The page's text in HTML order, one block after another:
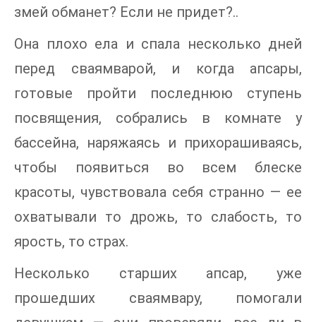
змей обманет? Если не придет?..
Она плохо ела и спала несколько дней
перед сваямварой, и когда апсары,
готовые пройти последнюю ступень
посвящения, собрались в комнате у
бассейна, наряжаясь и прихорашиваясь,
чтобы появиться во всем блеске
красоты, чувствовала себя странно — ее
охватывали то дрожь, то слабость, то
ярость, то страх.
Несколько старших апсар, уже
прошедших сваямвару, помогали